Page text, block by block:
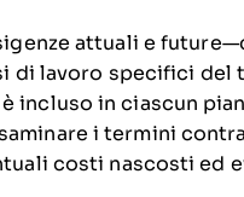
attuali e
di lavoro specifici del
incluso in ciascun
i termini
costi nascosti ed